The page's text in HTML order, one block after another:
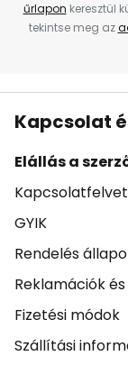
űrlapon keresztül
tekintse meg az
Kapcsolat
Elállás a
GYIK
Rendelés
Reklamációk
Fizetési módok
Szállítási